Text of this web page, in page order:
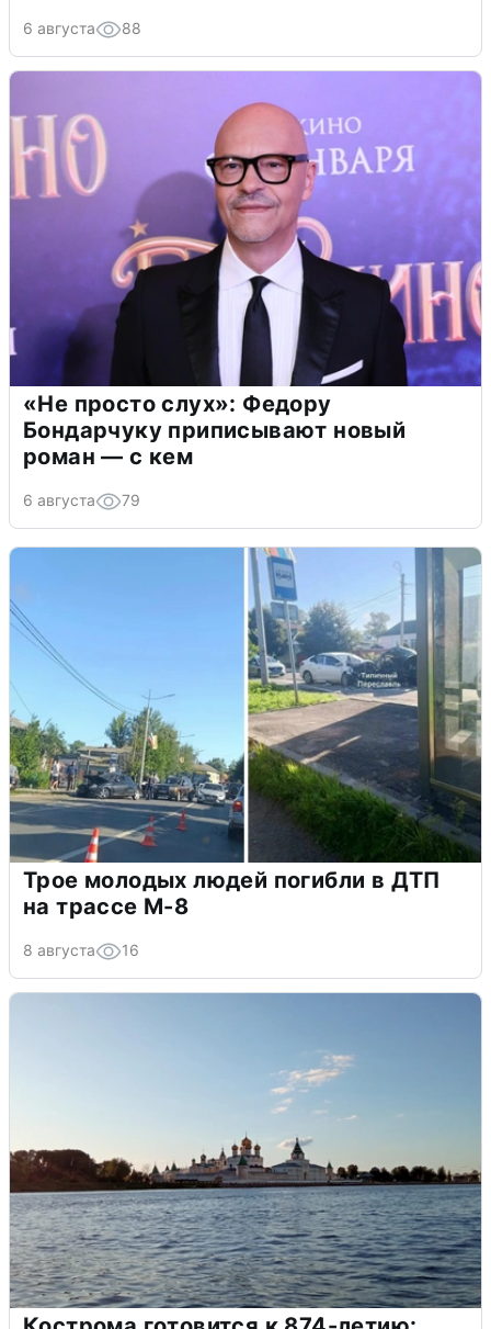
6 августа 88
«Не просто слух»: Федору
Бондарчуку приписывают новый
роман — с кем
6 августа 79
Трое молодых людей погибли в ДТП
на трассе М-8
8 августа 16